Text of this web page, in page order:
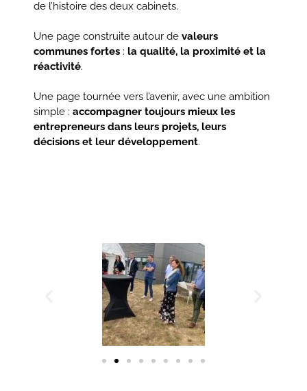
de l’histoire des deux cabinets.
Une page construite autour devaleurs
communes fortes :la qualité, la proximité et la
réactivité.
Une page tournée vers l’avenir, avec une ambition
simple :accompagner toujours mieux les
entrepreneurs dans leurs projets, leurs
décisions et leur développement.